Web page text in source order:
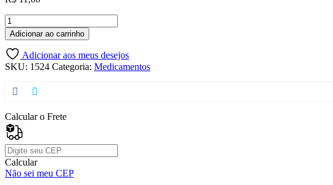
Adicionar ao carrinho
Adicionar aos meus desejos
SKU: 1524 Categoria: Medicamentos
Calcular o Frete
Calcular
Não sei meu CEP